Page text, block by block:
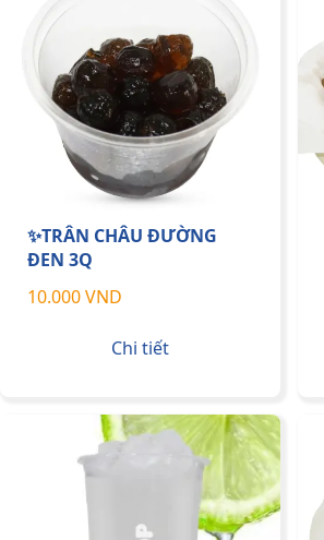
✨TRÂN CHÂU ĐƯỜNG
ĐEN 3Q
10.000 VND
Chi tiết